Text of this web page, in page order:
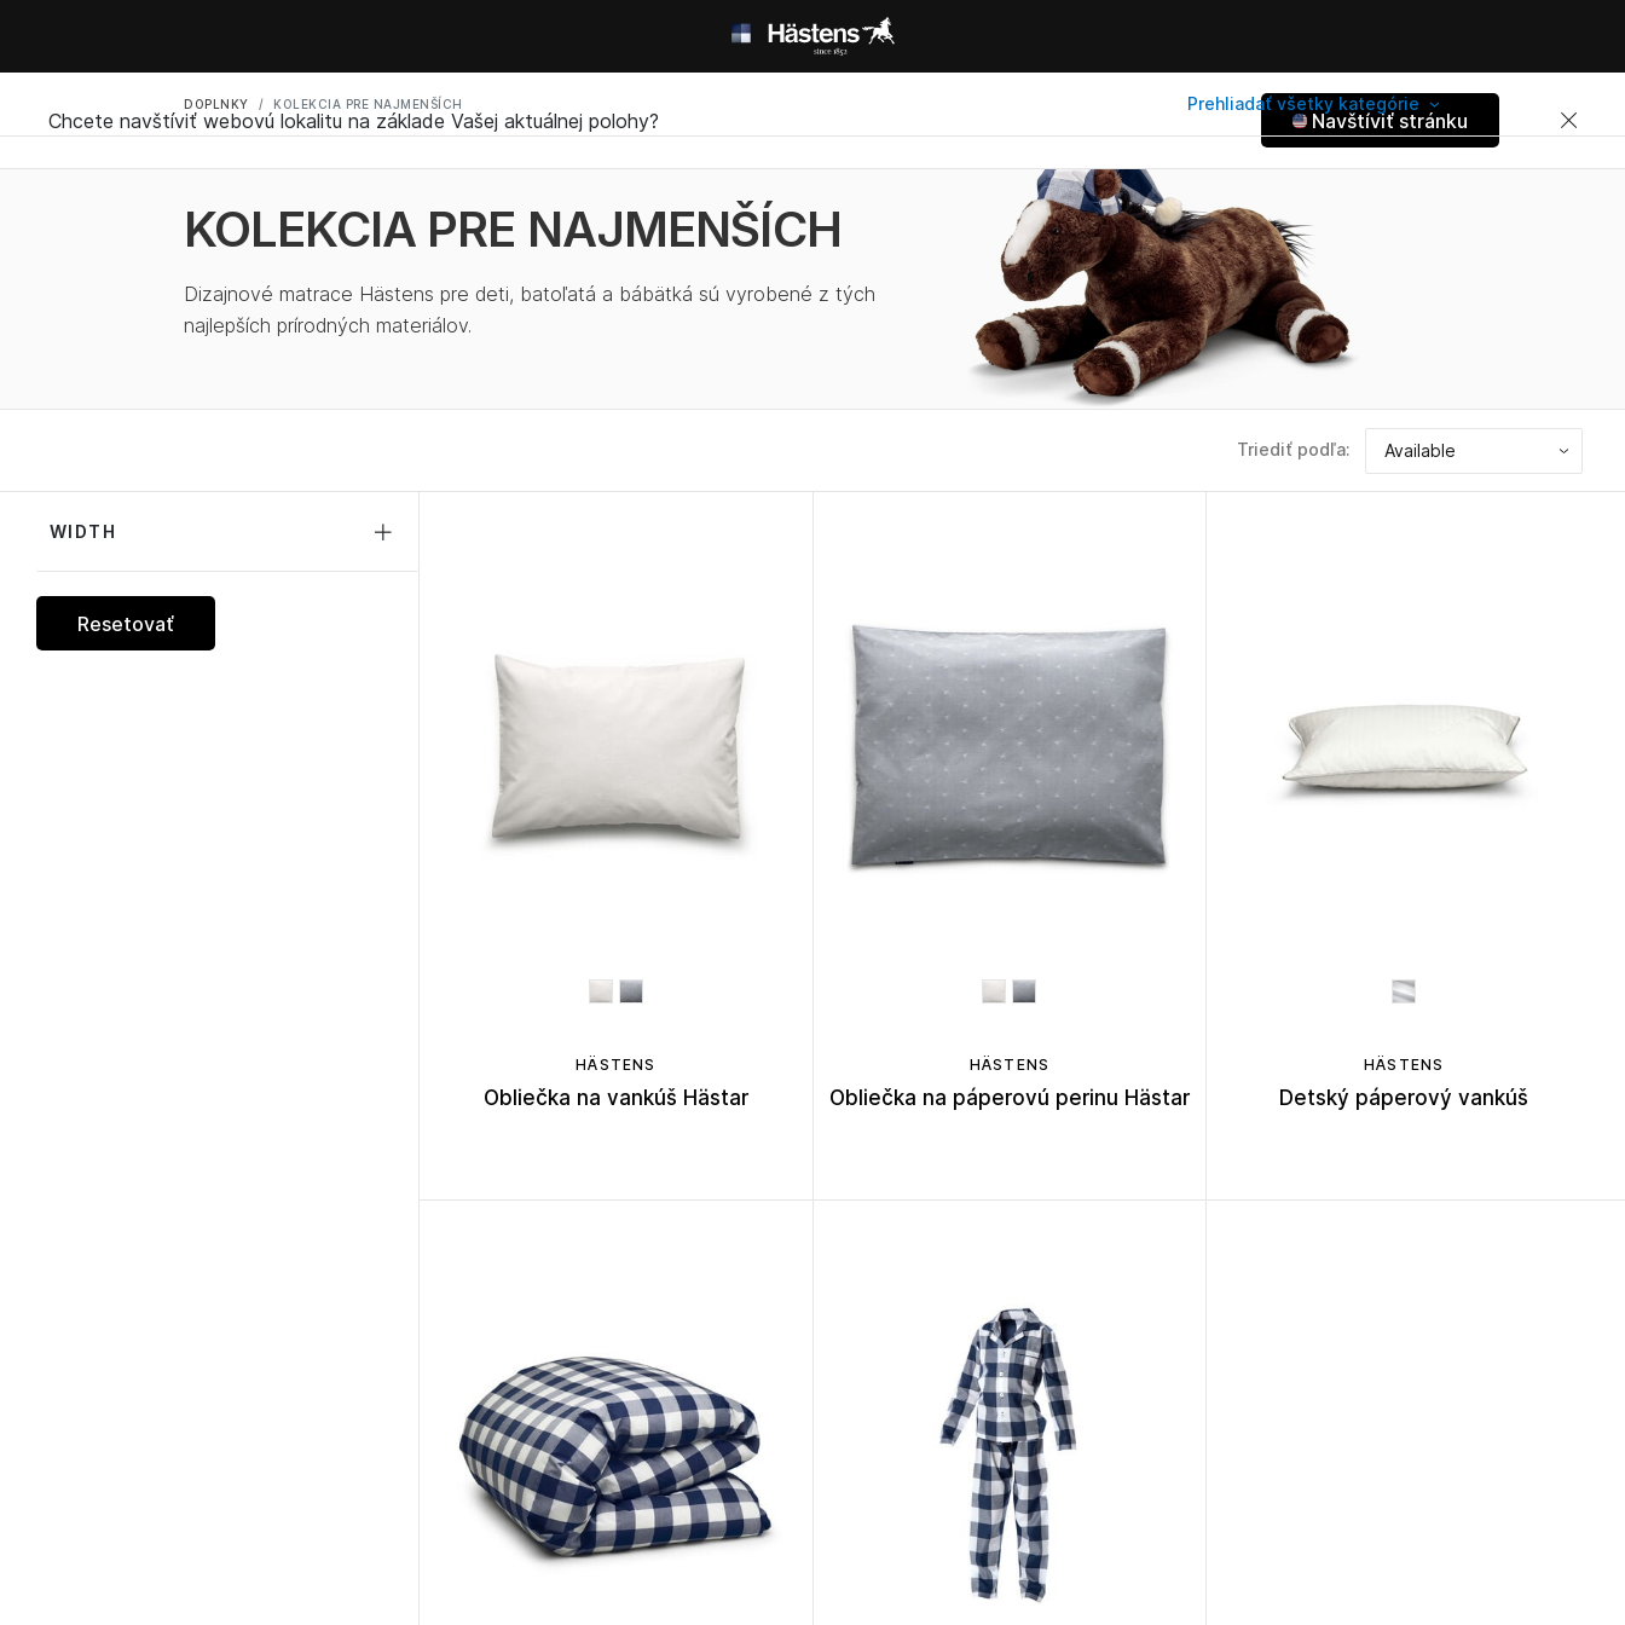
DOPLNKY KOLEKCIA PRE NAJMENŠÍCH Prehliadať všetky kategórie
Chcete navštíviť webovú lokalitu na základe Vašej aktuálnej polohy? Navštíviť stránku
KOLEKCIA PRE NAJMENŠÍCH
Dizajnové matrace Hästens pre deti, batoľatá a bábätká sú vyrobené z tých
najlepších prírodných materiálov.
Triediť podľa:
WIDTH
Resetovať
HÄSTENS
Obliečka na vankúš Hästar
HÄSTENS
Obliečka na páperovú perinu Hästar
HÄSTENS
Detský páperový vankúš